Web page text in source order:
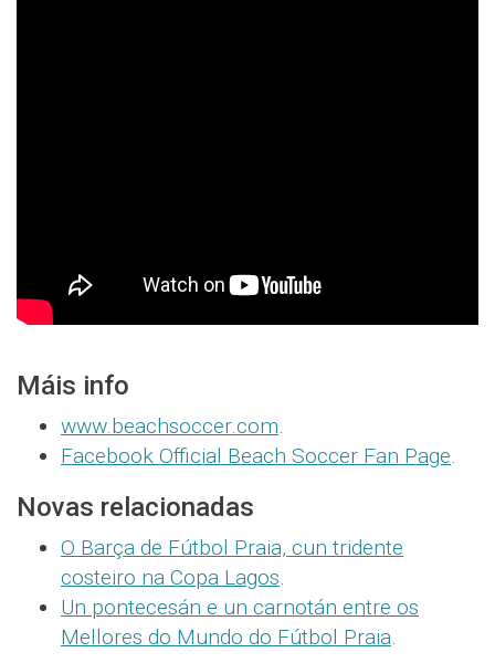
Máis info
www.beachsoccer.com.
Facebook Official Beach Soccer Fan Page.
Novas relacionadas
O Barça de Fútbol Praia, cun tridente
costeiro na Copa Lagos.
Un pontecesán e un carnotán entre os
Mellores do Mundo do Fútbol Praia.